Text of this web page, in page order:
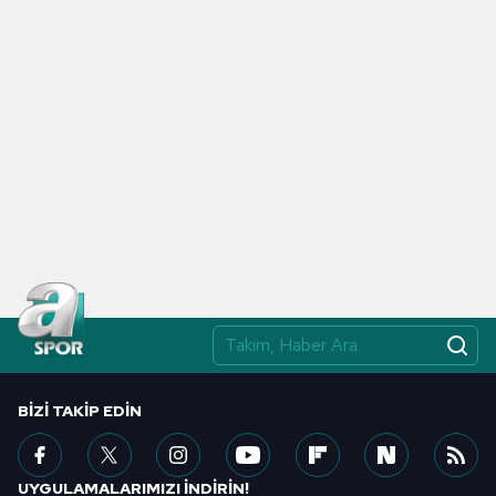
BIZI TAKIP EDIN
UYGULAMALARIMIZI İNDİRİN!